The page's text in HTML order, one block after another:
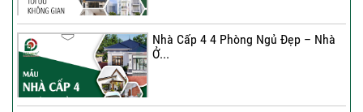
Nhà Cấp 4 4 Phòng Ngủ Đẹp – Nhà
Ở...